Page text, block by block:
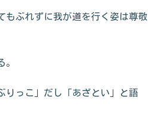
もぶれずに我が道を行く姿は尊敬
。
りっこ」だし「あざとい」と語